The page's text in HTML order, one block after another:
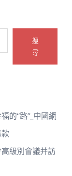
搜
尋
的“路”_中國網
級別會議并訪